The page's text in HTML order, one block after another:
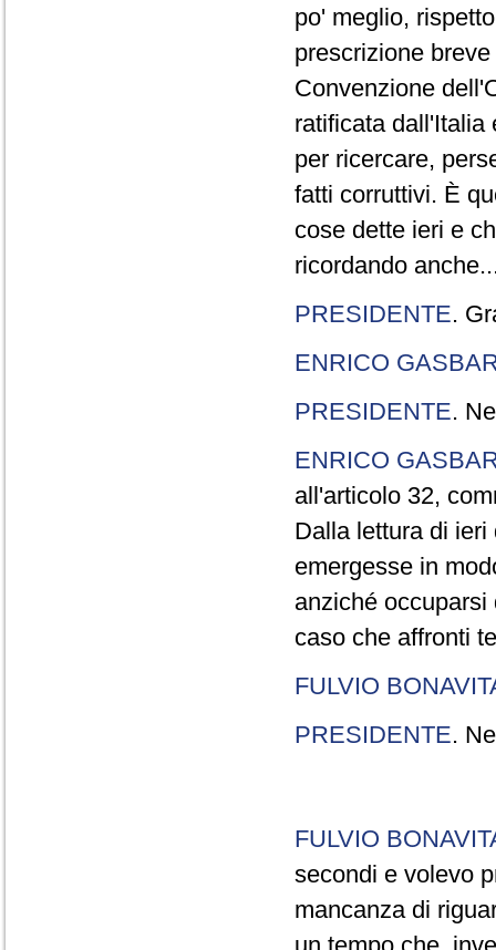
po' meglio,
prescrizione
Convenzione
ratificata dall'Italia
per ricercare,
fatti corruttivi. È
cose dette ieri e
ricordando
PRESIDENTE.
ENRICO
PRESIDENTE.
ENRICO
all'articolo 32,
Dalla lettura di
emergesse in
anziché
caso che affronti
FULVIO
PRESIDENTE.
FULVIO
secondi e volevo
mancanza di